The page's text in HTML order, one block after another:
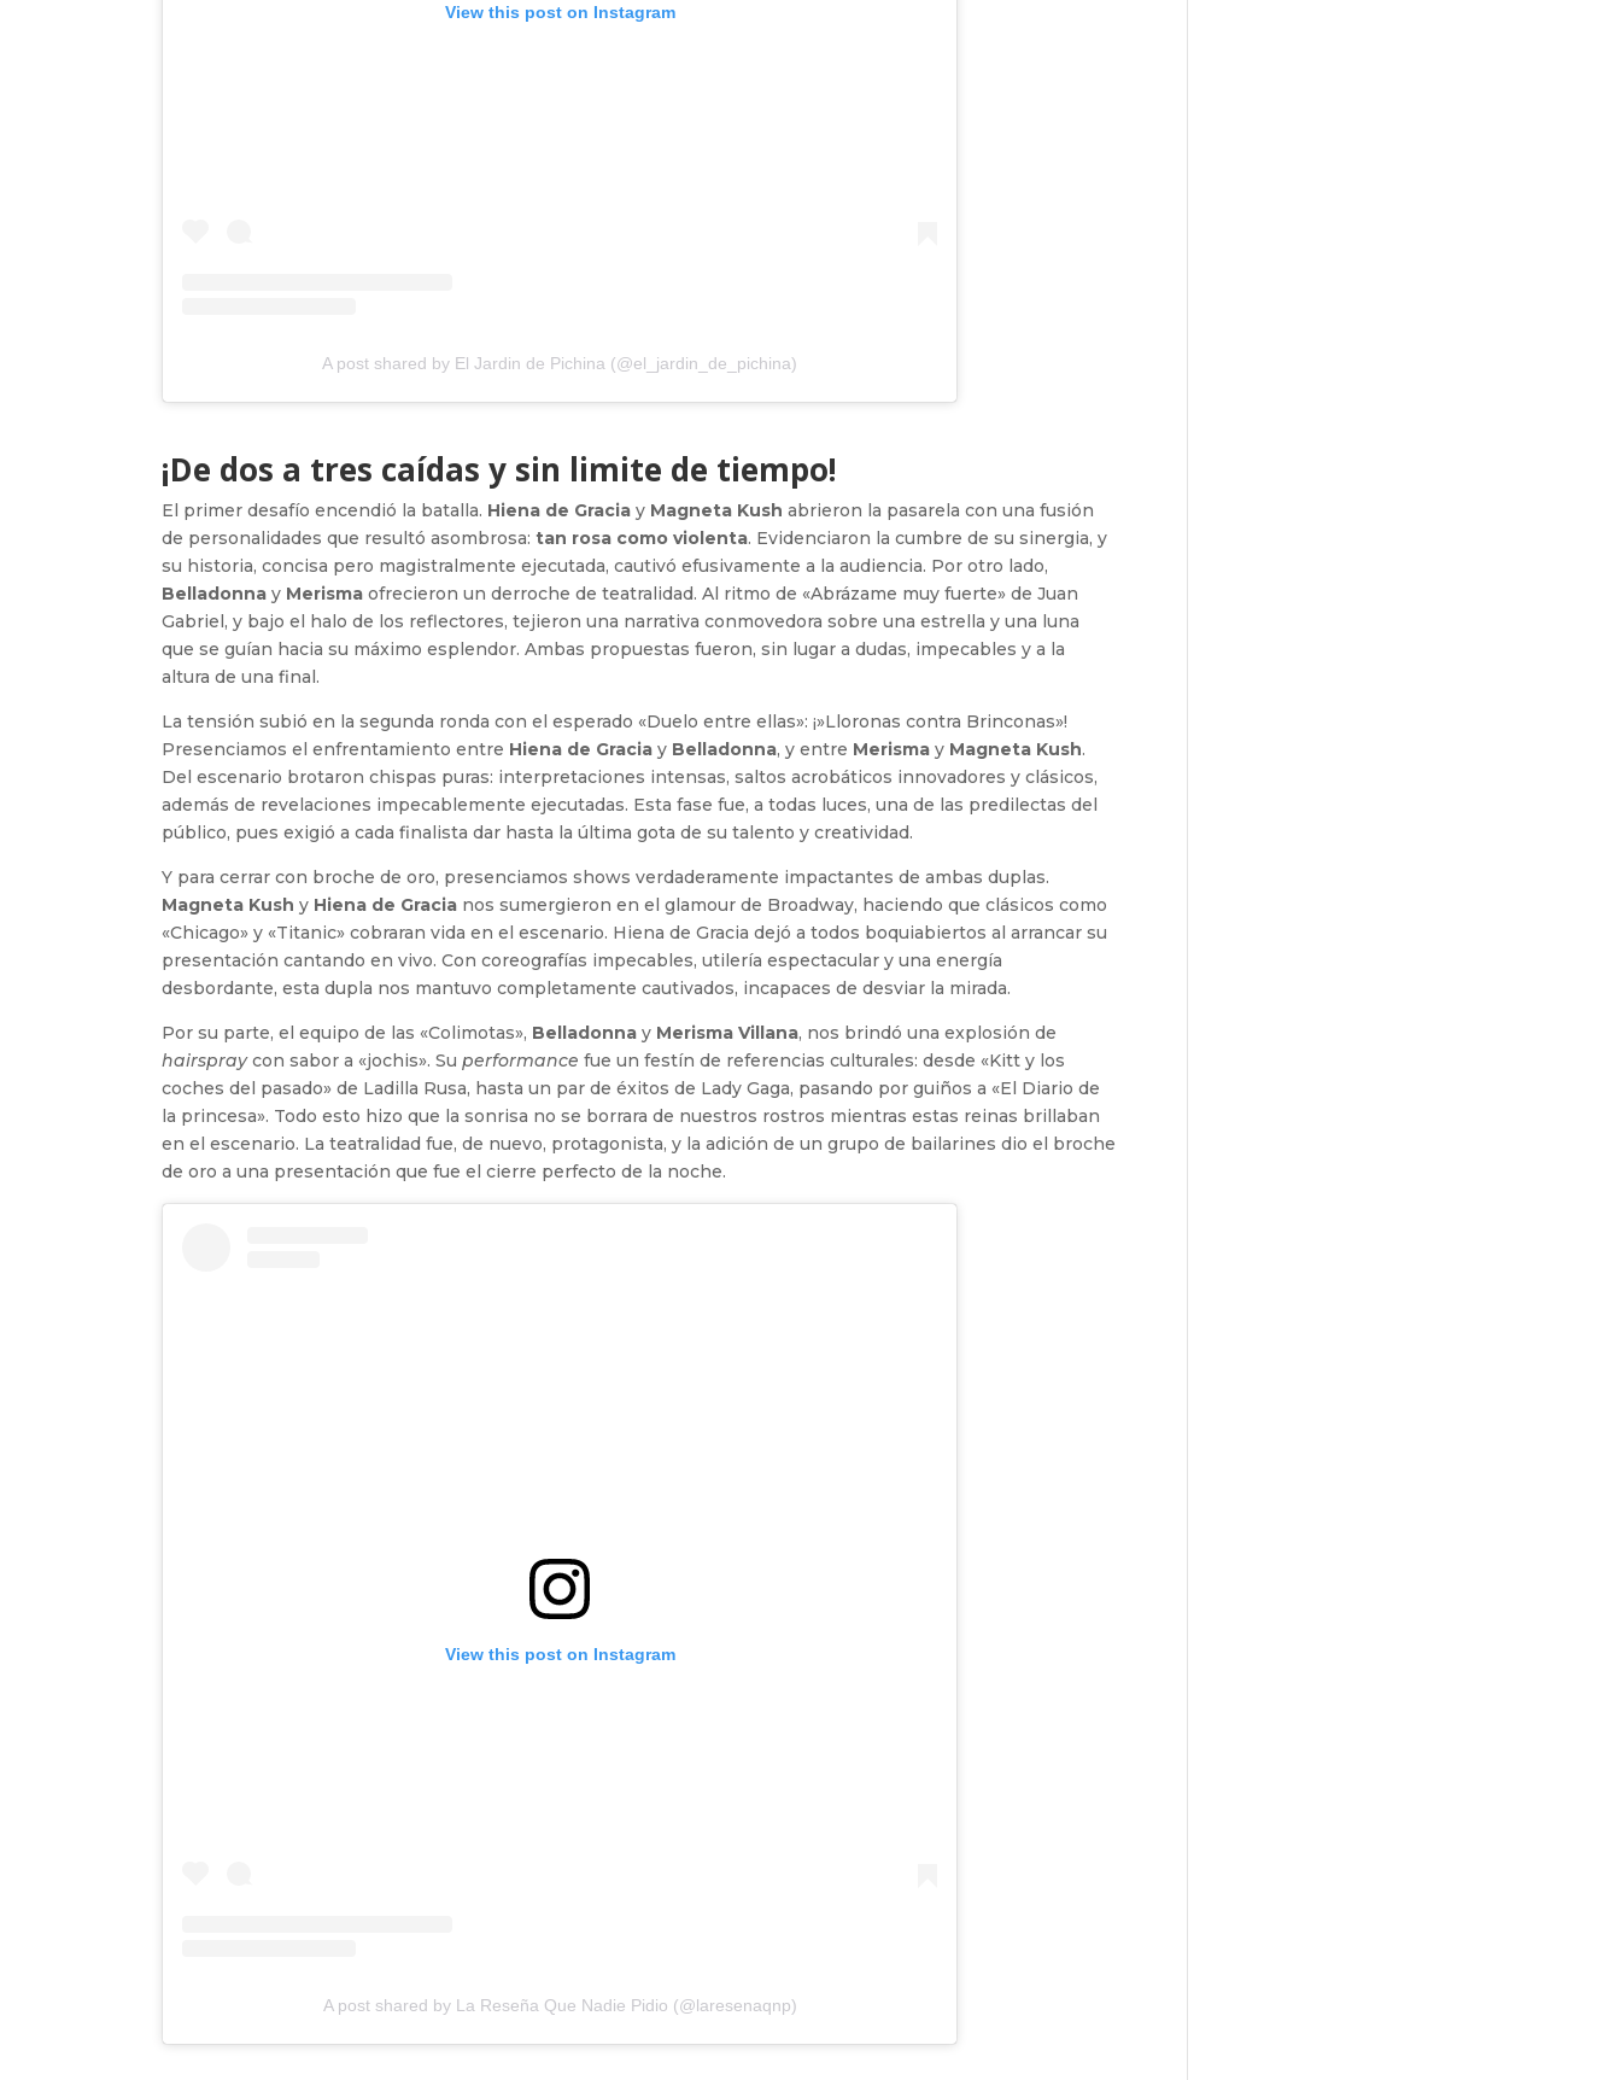
View this post on Instagram
A post shared by El Jardin de Pichina (@el_jardin_de_pichina)
¡De dos a tres caídas y sin limite de tiempo!
El primer desafío encendió la batalla. Hiena de Gracia y Magneta Kush abrieron la pasarela con una fusión
de personalidades que resultó asombrosa:tan rosa como violenta. Evidenciaron la cumbre de su sinergia, y
su historia, concisa pero magistralmente ejecutada, cautivó efusivamente a la audiencia. Por otro lado,
Belladonna y Merisma ofrecieron un derroche de teatralidad. Al ritmo de «Abrázame muy fuerte» de Juan
Gabriel, y bajo el halo de los reflectores, tejieron una narrativa conmovedora sobre una estrella y una luna
que se guían hacia su máximo esplendor. Ambas propuestas fueron, sin lugar a dudas, impecables y a la
altura de una final.
La tensión subió en la segunda ronda con el esperado «Duelo entre ellas»: ¡»Lloronas contra Brinconas»!
Presenciamos el enfrentamiento entre Hiena de Gracia y Belladonna, y entre Merisma y Magneta Kush.
Del escenario brotaron chispas puras: interpretaciones intensas, saltos acrobáticos innovadores y clásicos,
además de revelaciones impecablemente ejecutadas. Esta fase fue, a todas luces, una de las predilectas del
público, pues exigió a cada finalista dar hasta la última gota de su talento y creatividad.
Y para cerrar con broche de oro, presenciamos shows verdaderamente impactantes de ambas duplas.
Magneta Kush y Hiena de Gracia nos sumergieron en el glamour de Broadway, haciendo que clásicos como
«Chicago» y «Titanic» cobraran vida en el escenario. Hiena de Gracia dejó a todos boquiabiertos al arrancar su
presentación cantando en vivo. Con coreografías impecables, utilería espectacular y una energía
desbordante, esta dupla nos mantuvo completamente cautivados, incapaces de desviar la mirada.
Por su parte, el equipo de las «Colimotas», Belladonna y Merisma Villana, nos brindó una explosión de
hairspraycon sabor a «jochis». Superformance fue un festín de referencias culturales: desde «Kitt y los
coches del pasado» de Ladilla Rusa, hasta un par de éxitos de Lady Gaga, pasando por guiños a «El Diario de
la princesa». Todo esto hizo que la sonrisa no se borrara de nuestros rostros mientras estas reinas brillaban
en el escenario. La teatralidad fue, de nuevo, protagonista, y la adición de un grupo de bailarines dio el broche
de oro a una presentación que fue el cierre perfecto de la noche.
View this post on Instagram
A post shared by La Reseña Que Nadie Pidio (@laresenaqnp)